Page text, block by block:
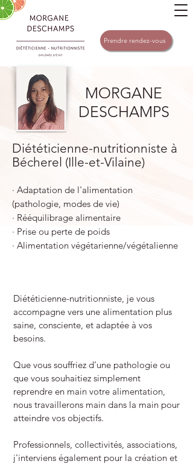
Prendre rendez-vous
MORGANE
DESCHAMPS
Diététicienne-nutritionniste à
Bécherel (Ille-et-Vilaine)
∙ Adaptation de l'alimentation
(pathologie, modes de vie)
∙ Rééquilibrage alimentaire
∙ Prise ou perte de poids
∙ Alimentation végétarienne/végétalienne
Diététicienne-nutritionniste, je vous
accompagne vers une alimentation plus
saine, consciente, et adaptée à vos
besoins.
Que vous souffriez d’une pathologie ou
que vous souhaitiez simplement
reprendre en main votre alimentation,
nous travaillerons main dans la main pour
atteindre vos objectifs.
Professionnels, collectivités, associations,
j'interviens également pour la création et